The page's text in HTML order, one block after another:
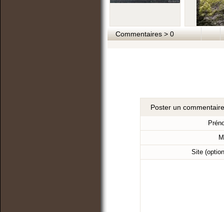
Commentaires > 0
Poster un commentaire
Site